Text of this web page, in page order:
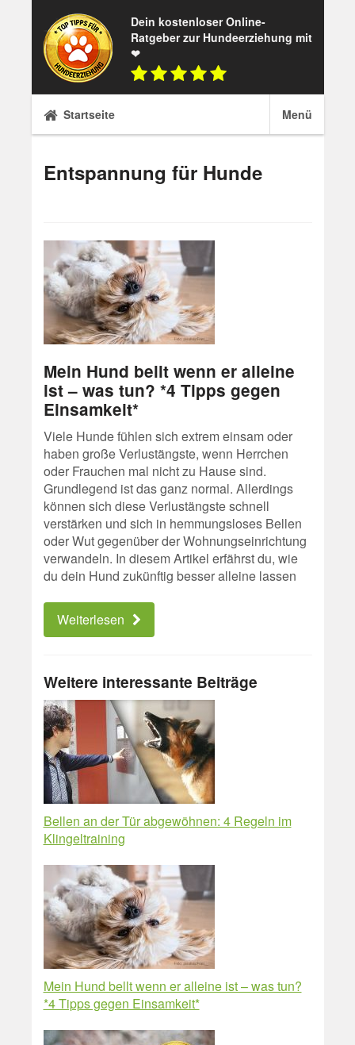
content
Dein kostenloser Online-
Ratgeber zur Hundeerziehung mit
❤
Startseite Menü
Entspannung für Hunde
Mein Hund bellt wenn er alleine
ist – was tun? *4 Tipps gegen
Einsamkeit*
Viele Hunde fühlen sich extrem einsam oder
haben große Verlustängste, wenn Herrchen
oder Frauchen mal nicht zu Hause sind.
Grundlegend ist das ganz normal. Allerdings
können sich diese Verlustängste schnell
verstärken und sich in hemmungsloses Bellen
oder Wut gegenüber der Wohnungseinrichtung
verwandeln. In diesem Artikel erfährst du, wie
du dein Hund zukünftig besser alleine lassen
Weiterlesen
Weitere interessante Beiträge
Bellen an der Tür abgewöhnen: 4 Regeln im
Klingeltraining
Mein Hund bellt wenn er alleine ist – was tun?
*4 Tipps gegen Einsamkeit*